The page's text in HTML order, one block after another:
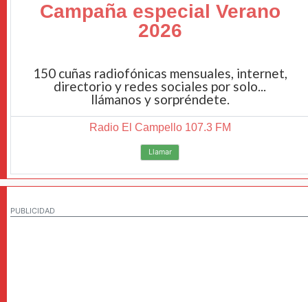
Campaña especial Verano
2026
150 cuñas radiofónicas mensuales, internet,
directorio y redes sociales por solo...
llámanos y sorpréndete.
Radio El Campello 107.3 FM
Llamar
PUBLICIDAD